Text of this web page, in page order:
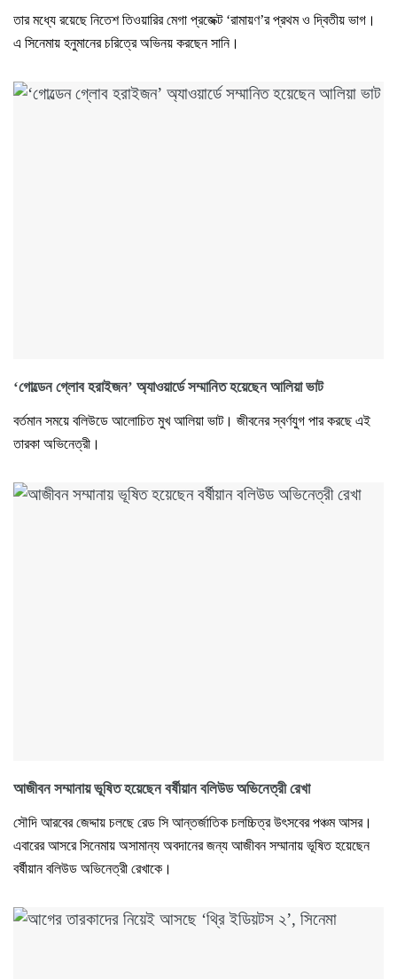
তার মধ্যে রয়েছে নিতেশ তিওয়ারির মেগা প্রজেক্ট ‘রামায়ণ’র প্রথম ও দ্বিতীয় ভাগ।
এ সিনেমায় হনুমানের চরিত্রে অভিনয় করছেন সানি।
‘গোল্ডেন গ্লোব হরাইজন’ অ্যাওয়ার্ডে সম্মানিত হয়েছেন আলিয়া ভাট
বর্তমান সময়ে বলিউডে আলোচিত মুখ আলিয়া ভাট। জীবনের স্বর্ণযুগ পার করছে এই
তারকা অভিনেত্রী।
আজীবন সম্মানায় ভূষিত হয়েছেন বর্ষীয়ান বলিউড অভিনেত্রী রেখা
সৌদি আরবের জেদ্দায় চলছে রেড সি আন্তর্জাতিক চলচ্চিত্র উৎসবের পঞ্চম আসর।
এবারের আসরে সিনেমায় অসামান্য অবদানের জন্য আজীবন সম্মানায় ভূষিত হয়েছেন
বর্ষীয়ান বলিউড অভিনেত্রী রেখাকে।